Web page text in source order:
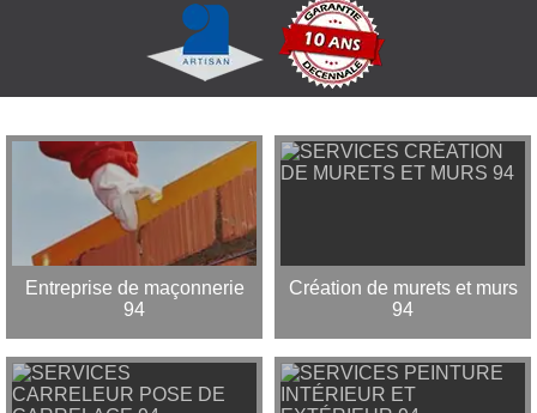
Entreprise de maçonnerie
94
Création de murets et murs
94